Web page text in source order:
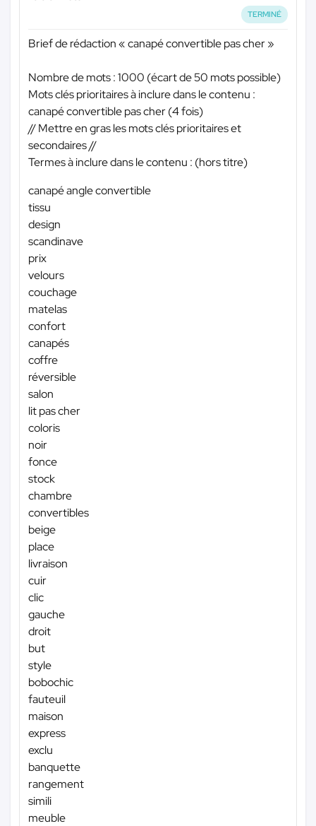
TERMINÉ
Brief de rédaction « canapé convertible pas cher »
Nombre de mots : 1000 (écart de 50 mots possible)
Mots clés prioritaires à inclure dans le contenu :
canapé convertible pas cher (4 fois)
// Mettre en gras les mots clés prioritaires et
secondaires //
Termes à inclure dans le contenu : (hors titre)
canapé angle convertible
tissu
design
scandinave
prix
velours
couchage
matelas
confort
canapés
coffre
réversible
salon
lit pas cher
coloris
noir
fonce
stock
chambre
convertibles
beige
place
livraison
cuir
clic
gauche
droit
but
style
bobochic
fauteuil
maison
express
exclu
banquette
rangement
simili
meuble